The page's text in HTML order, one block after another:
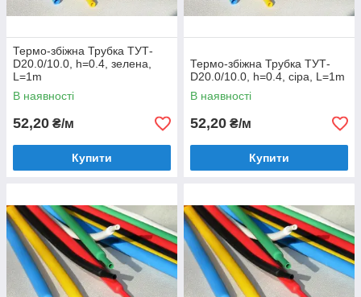
Термо-збіжна Трубка ТУТ-
D20.0/10.0, h=0.4, зелена,
L=1m
В наявності
52,20 ₴/м
Купити
Термо-збіжна Трубка ТУТ-
D20.0/10.0, h=0.4, сіра, L=1m
В наявності
52,20 ₴/м
Купити